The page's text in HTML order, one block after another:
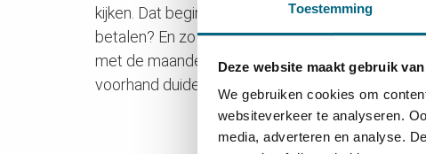
Toestemming
Deze website maakt gebruik
We gebruiken cookies om
websiteverkeer te analyseren.
media, adverteren en analyse.
kijken. Dat begint uiteraard met de kosten: kunt
betalen? En zo ja, wat voor invloed heeft dat op
met de maandelijkse lasten? Een goede
voorhand duidelijk inzicht in, zodat u weet waar u